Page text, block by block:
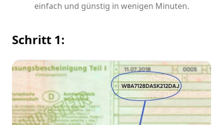
einfach und günstig in wenigen Minuten.
Schritt 1: